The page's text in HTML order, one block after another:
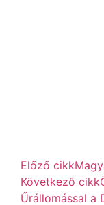
Előző cikk
Következő cikk
Űrállomással a